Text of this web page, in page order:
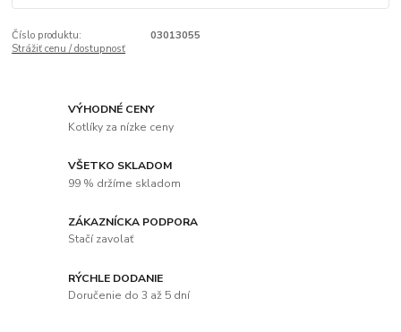
Číslo produktu:
03013055
Strážiť cenu / dostupnosť
VÝHODNÉ CENY
Kotlíky za nízke ceny
VŠETKO SKLADOM
99 % držíme skladom
ZÁKAZNÍCKA PODPORA
Stačí zavolať
RÝCHLE DODANIE
Doručenie do 3 až 5 dní